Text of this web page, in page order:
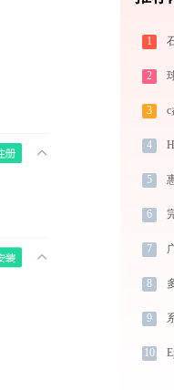
1
2
3 c
4
5
6
7
8
9
10